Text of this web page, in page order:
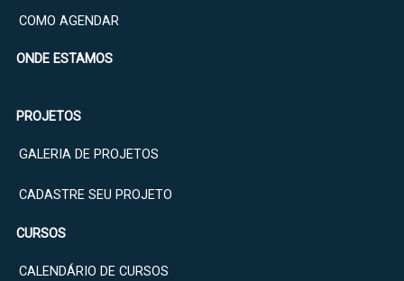
COMO AGENDAR
ONDE ESTAMOS
PROJETOS
GALERIA DE PROJETOS
CADASTRE SEU PROJETO
CURSOS
CALENDÁRIO DE CURSOS